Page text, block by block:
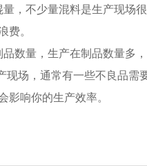
量，不少量混料是生产现场
费。
数量，生产在制品数量多
现场，通常有一些不良品需
影响你的生产效率。